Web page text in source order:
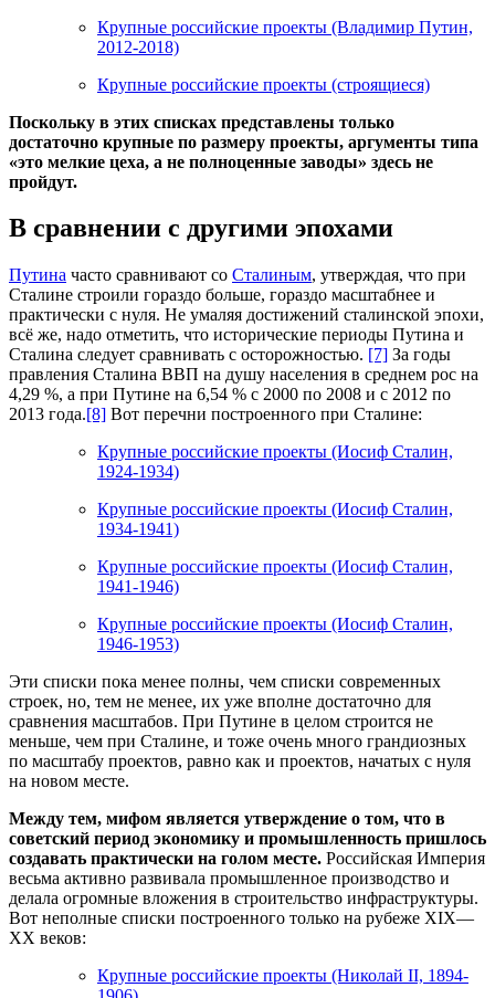
Крупные российские проекты (Владимир Путин,
2012-2018)
Крупные российские проекты (строящиеся)
Поскольку в этих списках представлены только
достаточно крупные по размеру проекты, аргументы типа
«это мелкие цеха, а не полноценные заводы» здесь не
пройдут.
В сравнении с другими эпохами
Путина часто сравнивают со Сталиным, утверждая, что при
Сталине строили гораздо больше, гораздо масштабнее и
практически с нуля. Не умаляя достижений сталинской эпохи,
всё же, надо отметить, что исторические периоды Путина и
Сталина следует сравнивать с осторожностью. [7] За годы
правления Сталина ВВП на душу населения в среднем рос на
4,29 %, а при Путине на 6,54 % с 2000 по 2008 и с 2012 по
2013 года.[8] Вот перечни построенного при Сталине:
Крупные российские проекты (Иосиф Сталин,
1924-1934)
Крупные российские проекты (Иосиф Сталин,
1934-1941)
Крупные российские проекты (Иосиф Сталин,
1941-1946)
Крупные российские проекты (Иосиф Сталин,
1946-1953)
Эти списки пока менее полны, чем списки современных
строек, но, тем не менее, их уже вполне достаточно для
сравнения масштабов. При Путине в целом строится не
меньше, чем при Сталине, и тоже очень много грандиозных
по масштабу проектов, равно как и проектов, начатых с нуля
на новом месте.
Между тем, мифом является утверждение о том, что в
советский период экономику и промышленность пришлось
создавать практически на голом месте. Российская Империя
весьма активно развивала промышленное производство и
делала огромные вложения в строительство инфраструктуры.
Вот неполные списки построенного только на рубеже XIX—
XX веков:
Крупные российские проекты (Николай II, 1894-